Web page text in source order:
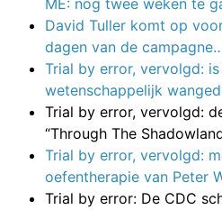
ME: nog twee weken te
David Tuller komt op
dagen van de
Trial by error, vervolgd: is
wetenschappelijk
Trial by error, vervolgd:
“Through The
Trial by error, vervolgd:
oefentherapie van Peter
Trial by error: De CDC